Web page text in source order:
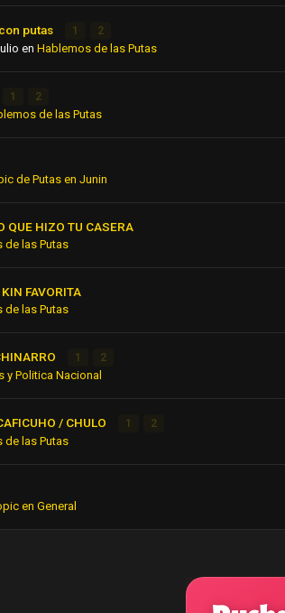
putas 1 2
en Hablemos de las Putas
1 2
de las Putas
de Putas en Junin
QUE HIZO TU CASERA
de las Putas
FAVORITA
de las Putas
1 2
y Politica Nacional
/ CHULO 1 2
de las Putas
en General